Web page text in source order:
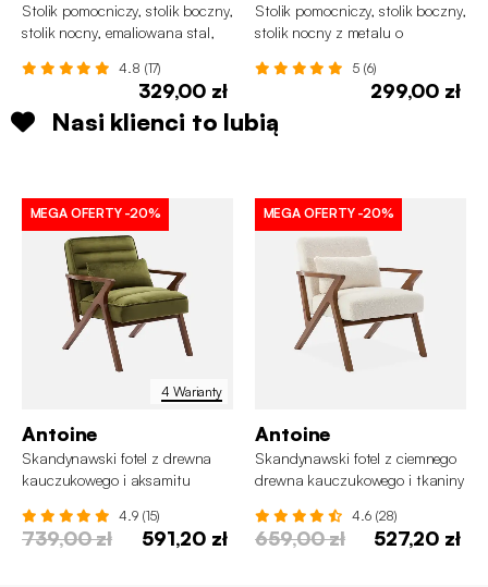
Stolik pomocniczy, stolik boczny,
stolik nocny, emaliowana stal,
41 cm
4.8 (17)
329,00 zł
Stolik pomocniczy, stolik boczny,
stolik nocny z metalu o
46,5 cm
5 (6)
299,00 zł
Nasi klienci to lubią
4 Warianty
MEGA OFERTY -20%
Antoine
Skandynawski fotel z drewna
kauczukowego i aksamitu
4.9 (15)
739,00 zł 591,20 zł
MEGA OFERTY -20%
Antoine
Skandynawski fotel z ciemnego
drewna kauczukowego i tkaniny
4.6 (28)
659,00 zł 527,20 zł